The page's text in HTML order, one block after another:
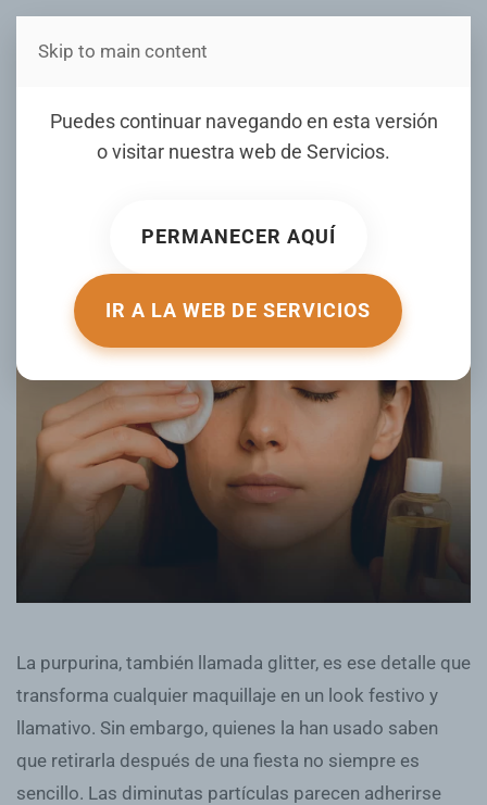
Estás en Telenord Medios
Puedes continuar navegando en esta versión
o visitar nuestra web de Servicios.
PERMANECER AQUÍ
IR A LA WEB DE SERVICIOS
Skip to main content
Purpurina pegada a tu piel:
así puedes retirarla sin
ESCRITO POR MEJORCONSALUD.AS.COM EL
La purpurina, también llamada glitter, es ese detalle que
transforma cualquier maquillaje en un look festivo y
llamativo. Sin embargo, quienes la han usado saben
que retirarla después de una fiesta no siempre es
sencillo. Las diminutas partículas parecen adherirse